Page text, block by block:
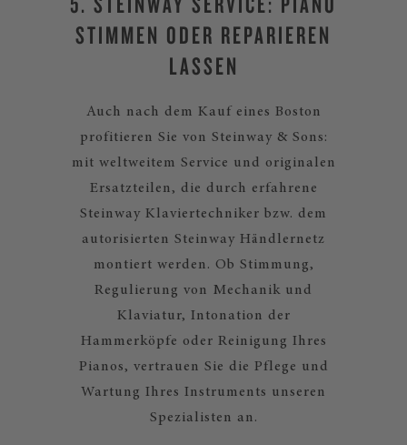
STIMMEN ODER REPARIEREN
LASSEN
Auch nach dem Kauf eines Boston
profitieren Sie von Steinway & Sons:
mit weltweitem Service und originalen
Ersatzteilen, die durch erfahrene
Steinway Klaviertechniker bzw. dem
autorisierten Steinway Händlernetz
montiert werden. Ob Stimmung,
Regulierung von Mechanik und
Klaviatur, Intonation der
Hammerköpfe oder Reinigung Ihres
Pianos, vertrauen Sie die Pflege und
Wartung Ihres Instruments unseren
Spezialisten an.